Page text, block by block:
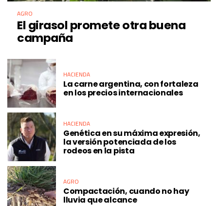
AGRO
El girasol promete otra buena
campaña
HACIENDA
La carne argentina, con fortaleza
en los precios internacionales
HACIENDA
Genética en su máxima expresión,
la versión potenciada de los
rodeos en la pista
AGRO
Compactación, cuando no hay
lluvia que alcance